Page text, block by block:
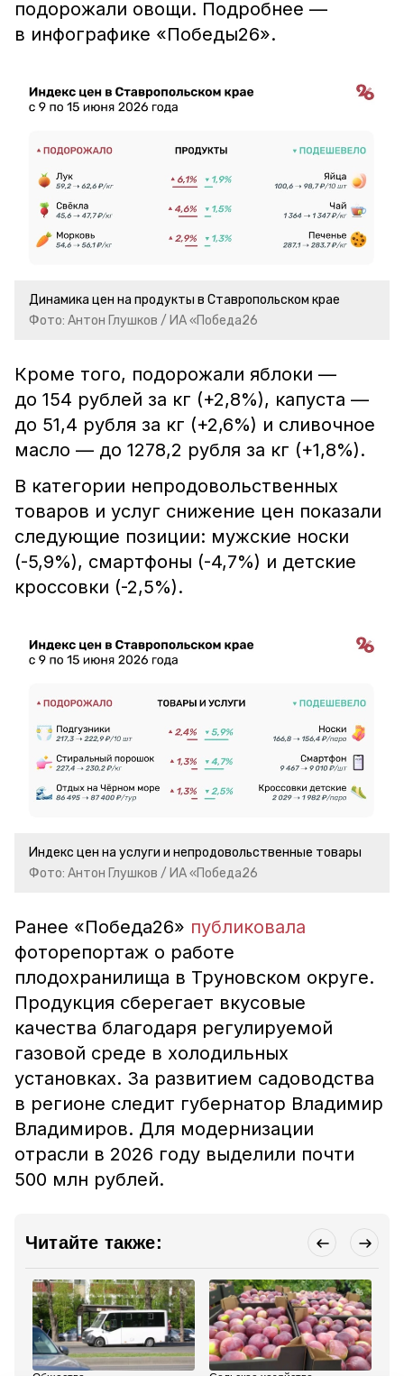
подорожали овощи. Подробнее —
в инфографике «Победы26».
Динамика цен на продукты в Ставропольском крае
Фото: Антон Глушков / ИА «Победа26
Кроме того, подорожали яблоки —
до 154 рублей за кг (+2,8%), капуста —
до 51,4 рубля за кг (+2,6%) и сливочное
масло — до 1278,2 рубля за кг (+1,8%).
В категории непродовольственных
товаров и услуг снижение цен показали
следующие позиции: мужские носки
(-5,9%), смартфоны (-4,7%) и детские
кроссовки (-2,5%).
Индекс цен на услуги и непродовольственные товары
Фото: Антон Глушков / ИА «Победа26
Ранее «Победа26» публиковала
фоторепортаж о работе
плодохранилища в Труновском округе.
Продукция сберегает вкусовые
качества благодаря регулируемой
газовой среде в холодильных
установках. За развитием садоводства
в регионе следит губернатор Владимир
Владимиров. Для модернизации
отрасли в 2026 году выделили почти
500 млн рублей.
Читайте также: